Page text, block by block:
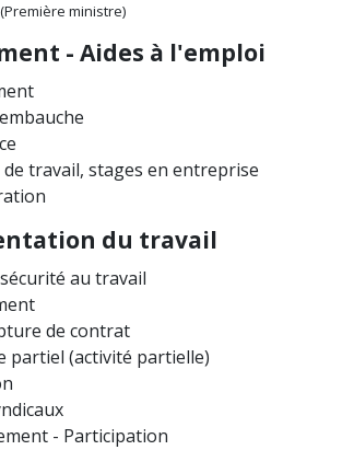
ministre)
- Aides à l'emploi
travail, stages en entreprise
du travail
au travail
de contrat
partiel (activité partielle)
- Participation